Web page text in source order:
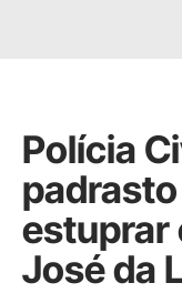
Polícia
estuprar
José da